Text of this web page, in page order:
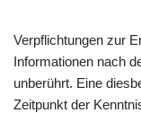
Verpflichtungen zur
Informationen nach
unberührt. Eine
Zeitpunkt der